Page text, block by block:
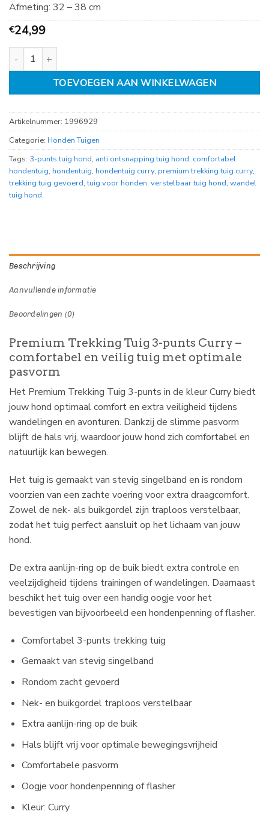
Afmeting: 32 – 38 cm
€24,99
Premium Trekking Tuig 3-punts, Curry diverse maten aantal
TOEVOEGEN AAN WINKELWAGEN
Artikelnummer: 1996929
Categorie: Honden Tuigen
Tags: 3-punts tuig hond, anti ontsnapping tuig hond, comfortabel
hondentuig, hondentuig, hondentuig curry, premium trekking tuig curry,
trekking tuig gevoerd,tuig voor honden, verstelbaar tuig hond, wandel
tuig hond
Beschrijving
Aanvullende informatie
Beoordelingen (0)
Premium Trekking Tuig 3-punts Curry –
comfortabel en veilig tuig met optimale
pasvorm
Het Premium Trekking Tuig 3-punts in de kleur Curry biedt
jouw hond optimaal comfort en extra veiligheid tijdens
wandelingen en avonturen. Dankzij de slimme pasvorm
blijft de hals vrij, waardoor jouw hond zich comfortabel en
natuurlijk kan bewegen.
Het tuig is gemaakt van stevig singelband en is rondom
voorzien van een zachte voering voor extra draagcomfort.
Zowel de nek- als buikgordel zijn traploos verstelbaar,
zodat het tuig perfect aansluit op het lichaam van jouw
hond.
De extra aanlijn-ring op de buik biedt extra controle en
veelzijdigheid tijdens trainingen of wandelingen. Daarnaast
beschikt het tuig over een handig oogje voor het
bevestigen van bijvoorbeeld een hondenpenning of flasher.
Comfortabel 3-punts trekking tuig
Gemaakt van stevig singelband
Rondom zacht gevoerd
Nek- en buikgordel traploos verstelbaar
Extra aanlijn-ring op de buik
Hals blijft vrij voor optimale bewegingsvrijheid
Comfortabele pasvorm
Oogje voor hondenpenning of flasher
Kleur: Curry